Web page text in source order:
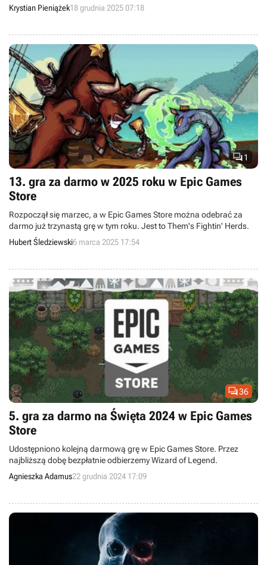
wiedzie kolekcja klasycznych RPG i piękna metroidvania
inspirowana japońskimi wierzeniami.
Krystian Pieniążek18 grudnia 2025 07:18
1
13. gra za darmo w 2025 roku w Epic Games
Store
Rozpoczął się marzec, a w Epic Games Store można odebrać za
darmo już trzynastą grę w tym roku. Jest to Them's Fightin' Herds.
Hubert Śledziewski6 marca 2025 17:54
36
5. gra za darmo na Święta 2024 w Epic Games
Store
Udostępniono kolejną darmową grę w Epic Games Store. Przez
najbliższą dobę bezpłatnie odbierzemy Wizard of Legend.
Agnieszka Adamus22 grudnia 2024 17:09